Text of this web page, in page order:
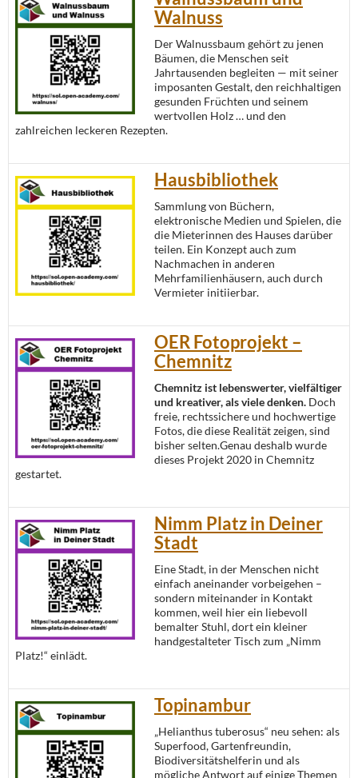
Walnuss
Der Walnussbaum gehört zu jenen
Bäumen, die Menschen seit
Jahrtausenden begleiten — mit seiner
imposanten Gestalt, den reichhaltigen
gesunden Früchten und seinem
wertvollen Holz … und den
zahlreichen leckeren Rezepten.
Hausbibliothek
Sammlung von Büchern,
elektronische Medien und Spielen, die
die Mieterinnen des Hauses darüber
teilen. Ein Konzept auch zum
Nachmachen in anderen
Mehrfamilienhäusern, auch durch
Vermieter initiierbar.
OER Fotoprojekt –
Chemnitz
Chemnitz ist lebenswerter, vielfältiger
und kreativer, als viele denken. Doch
freie, rechtssichere und hochwertige
Fotos, die diese Realität zeigen, sind
bisher selten.Genau deshalb wurde
dieses Projekt 2020 in Chemnitz
gestartet.
Nimm Platz in Deiner
Stadt
Eine Stadt, in der Menschen nicht
einfach aneinander vorbeigehen –
sondern miteinander in Kontakt
kommen, weil hier ein liebevoll
bemalter Stuhl, dort ein kleiner
handgestalteter Tisch zum „Nimm
Platz!“ einlädt.
Topinambur
„Helianthus tuberosus“ neu sehen: als
Superfood, Gartenfreundin,
Biodiversitätshelferin und als
mögliche Antwort auf einige Themen